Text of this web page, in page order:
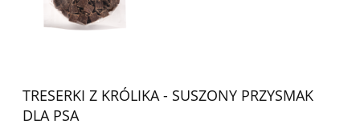
TRESERKI Z KRÓLIKA - SUSZONY PRZYSMAK
DLA PSA